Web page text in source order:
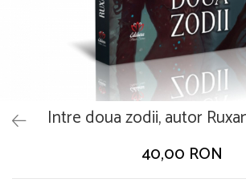
Intre doua zodii, autor
40,00 RON